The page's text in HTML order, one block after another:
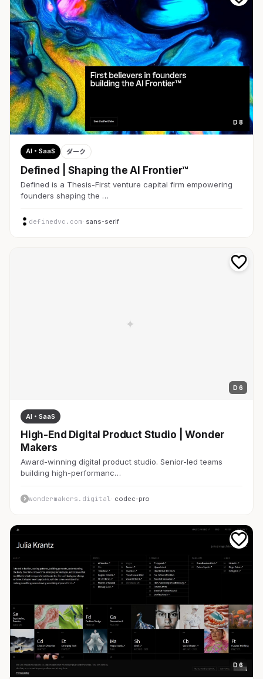
D 8
AI・SaaS ダーク
Defined | Shaping the AI Frontier™
Defined is a Thesis-First venture capital firm empowering
founders shaping the …
definedvc.com· sans-serif
D 6
AI・SaaS
High-End Digital Product Studio | Wonder
Makers
Award-winning digital product studio. Senior-led teams
building high-performanc…
wondermakers.digital · codec-pro
D 6